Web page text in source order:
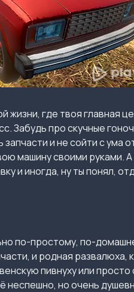
жизни, где твоя главная
Забудь про скучные
и не сойти с ума
машину своими руками.
и иногда, ну ты понял,
по-простому, по-
и родная
пивнуху или
неспешно, но очень